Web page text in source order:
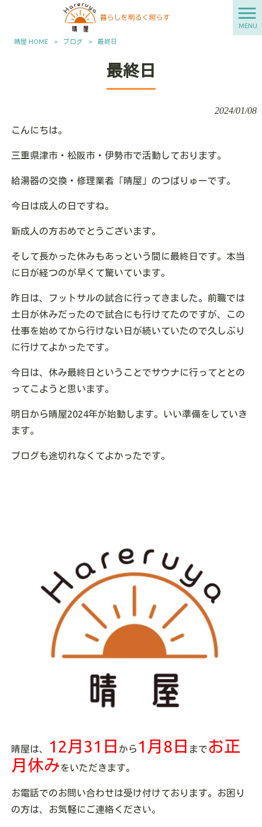
MENU
晴屋 HOME > ブログ > 最終日
最終日
2024/01/08
こんにちは。
三重県津市・松阪市・伊勢市で活動しております。
給湯器の交換・修理業者「晴屋」のつばりゅーです。
今日は成人の日ですね。
新成人の方おめでとうございます。
そして長かった休みもあっという間に最終日です。本当
に日が経つのが早くて驚いています。
昨日は、フットサルの試合に行ってきました。前職では
土日が休みだったので試合にも行けてたのですが、この
仕事を始めてから行けない日が続いていたので久しぶり
に行けてよかったです。
今日は、休み最終日ということでサウナに行ってととの
ってこようと思います。
明日から晴屋2024年が始動します。いい準備をしていき
ます。
ブログも途切れなくてよかったです。
晴屋は、 12月31日 から 1月8日 までお正
月休みをいただきます。
お電話でのお問い合わせは受け付けております。お困り
の方は、お気軽にご連絡ください。